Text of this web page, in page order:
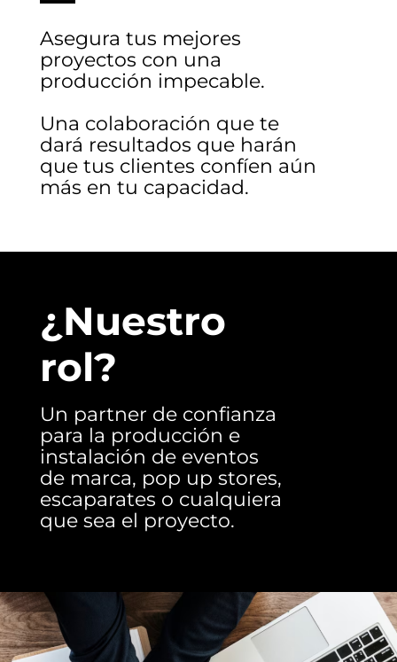
Asegura tus mejores
proyectos con una
producción impecable.
Una colaboración que te
dará resultados que harán
que tus clientes confíen aún
más en tu capacidad.
¿Nuestro
rol?
Un partner de confianza
para la producción e
instalación de eventos
de marca, pop up stores,
escaparates o cualquiera
que sea el proyecto.